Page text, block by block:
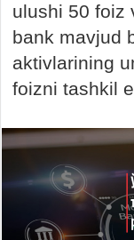
ulushi 50 foiz
bank mavjud
aktivlarining
foizni tashkil